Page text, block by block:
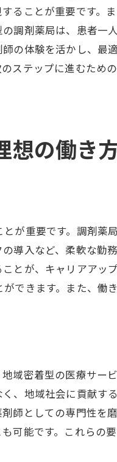
責任
るスキル
つける方法
紹介
要性
場を見つける方法
バイステップガイド
方
べきこと
ワークの活用法
ることが重要です。
調剤薬局は、患者一
の体験を活かし、最
ステップに進むため
想の働き
が重要です。調剤薬
導入など、柔軟な勤
とが、キャリアアッ
できます。また、働
域密着型の医療サー
、地域社会に貢献す
師としての専門性を
可能です。これらの